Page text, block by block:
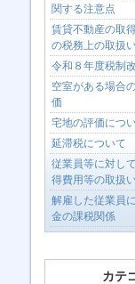
関する注意点
賃貸不動産の取
の税務上の取扱
令和８年度税制
空室がある場合
価
宅地の評価につ
延滞税について
従業員等に対し
得費用等の取扱
解雇した従業員
金の課税関係
カテ